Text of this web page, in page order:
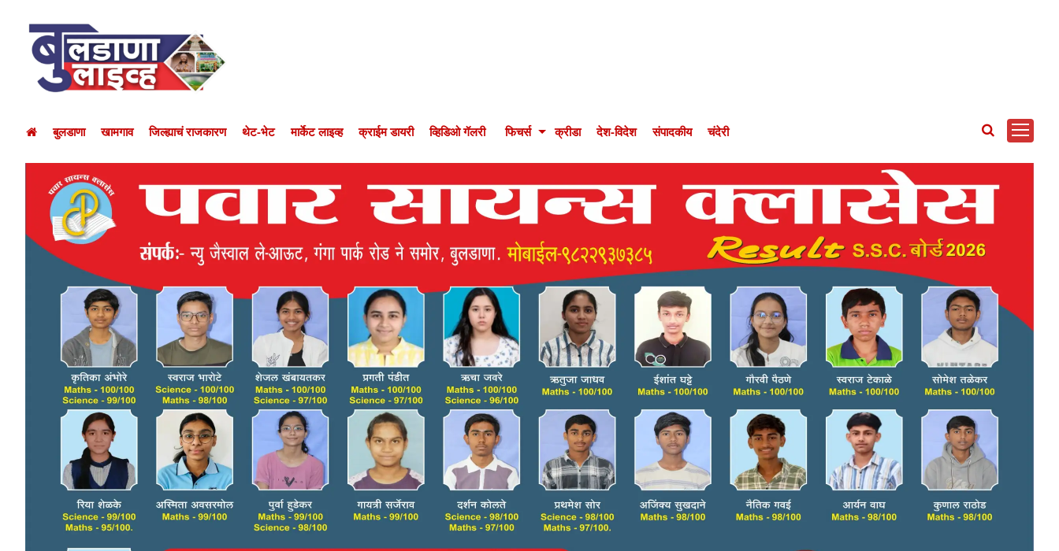
बुलडाणा खामगाव जिल्ह्याचं राजकारण थेट-भेट मार्केट लाइव्ह क्राईम डायरी व्हिडिओ गॅलरी फिचर्स क्रीडा देश-विदेश संपादकीय चंदेरी